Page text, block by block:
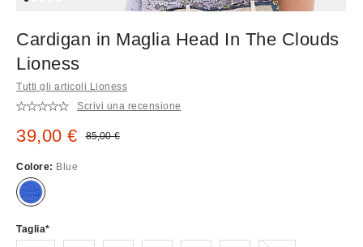
Cardigan in Maglia Head In The Clouds
Lioness
Tutti gli articoli Lioness
Scrivi una recensione
Prezzo di vendita:
39,00 € Prezzo originale:
85,00 €
Colore: Blue
Taglia